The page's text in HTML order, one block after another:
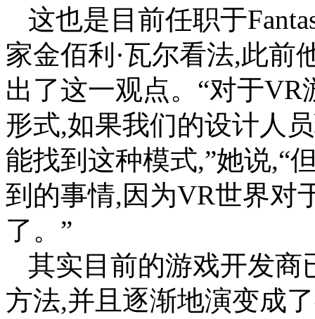
这也是目前任职于
家金佰利·瓦尔看法,此前
出了这一观点。“对于
形式,如果我们的设计人
能找到这种模式,”她说,“
到的事情,因为VR世界对
了。”
其实目前的游戏开发商
方法,并且逐渐地演变成